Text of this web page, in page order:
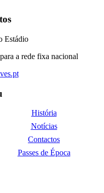
Estádio
a rede fixa nacional
História
Notícias
Contactos
Passes de Época